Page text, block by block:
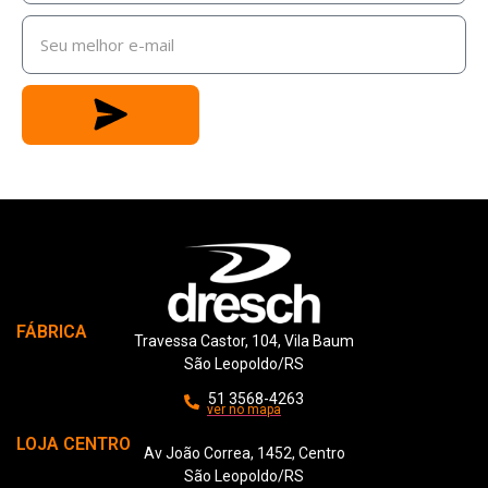
FÁBRICA
Travessa Castor, 104, Vila Baum
São Leopoldo/RS
51 3568-4263
ver no mapa
LOJA CENTRO
Av João Correa, 1452, Centro
São Leopoldo/RS